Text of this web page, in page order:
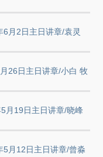
月2日主日讲章/袁灵
26日主日讲章/小白 牧
月19日主日讲章/晓峰
月12日主日讲章/曾淼